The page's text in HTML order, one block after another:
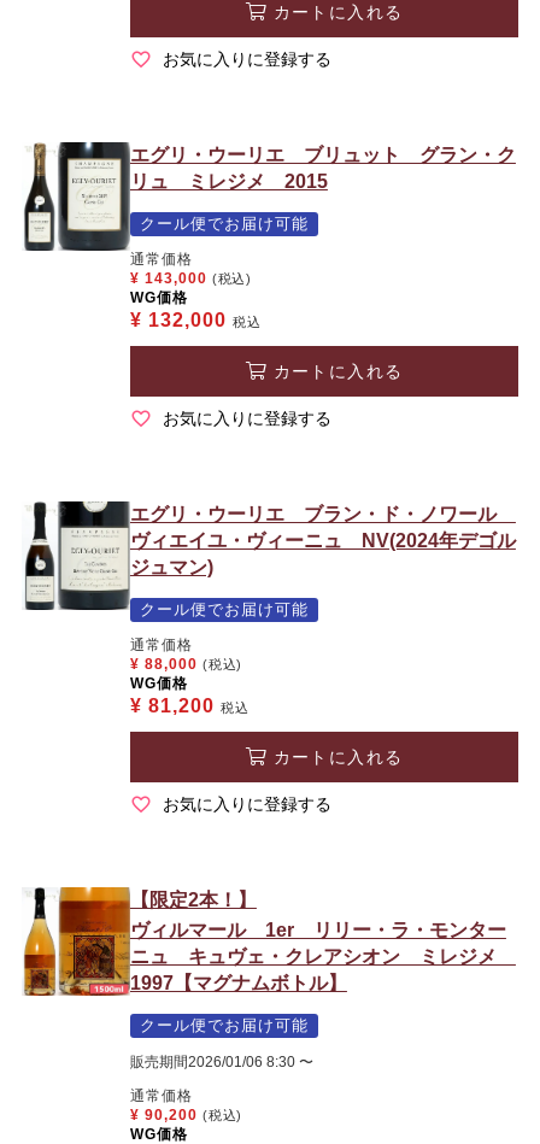
カートに入れる
お気に入りに登録する
エグリ・ウーリエ ブリュット グラン・ク
リュ ミレジメ 2015
クール便でお届け可能
通常価格
¥ 143,000 (税込)
WG価格
¥ 132,000 税込
カートに入れる
お気に入りに登録する
エグリ・ウーリエ ブラン・ド・ノワール
ヴィエイユ・ヴィーニュ NV(2024年デゴル
ジュマン)
クール便でお届け可能
通常価格
¥ 88,000 (税込)
WG価格
¥ 81,200 税込
カートに入れる
お気に入りに登録する
【限定2本！】
ヴィルマール 1er リリー・ラ・モンター
ニュ キュヴェ・クレアシオン ミレジメ
1997【マグナムボトル】
クール便でお届け可能
販売期間2026/01/06 8:30 〜
通常価格
¥ 90,200 (税込)
WG価格